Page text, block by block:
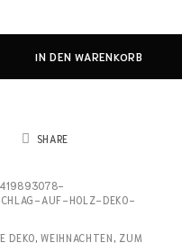
IN DEN WARENKORB
SHARE
AUF-HOLZ-DEKO-
DEKO ,WEIHNACHTEN
ZUM